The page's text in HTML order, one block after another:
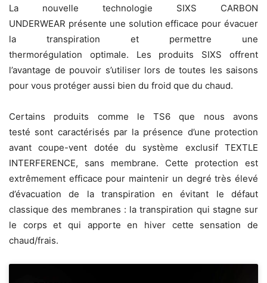
La nouvelle technologie SIXS CARBON
UNDERWEAR présente une solution efficace pour évacuer
la transpiration et permettre une
thermorégulation optimale. Les produits SIXS offrent
l’avantage de pouvoir s’utiliser lors de toutes les saisons
pour vous protéger aussi bien du froid que du chaud.
Certains produits comme le TS6 que nous avons
testé sont caractérisés par la présence d’une protection
avant coupe-vent dotée du système exclusif TEXTLE
INTERFERENCE, sans membrane. Cette protection est
extrêmement efficace pour maintenir un degré très élevé
d’évacuation de la transpiration en évitant le défaut
classique des membranes : la transpiration qui stagne sur
le corps et qui apporte en hiver cette sensation de
chaud/frais.